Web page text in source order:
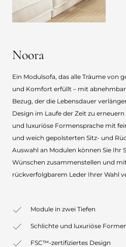
Noora
Ein Modulsofa, das alle Träume von
und Komfort erfüllt – mit
Bezug, der die Lebensdauer
Design im Laufe der Zeit zu
und luxuriöse Formensprache mit
und weich gepolsterten Sitz- und
Auswahl an Modulen können Sie Ihr
Wünschen zusammenstellen und
rückverfolgbarem Leder Ihrer Wahl
Module in zwei Tiefen
Schlichte und luxuriöse
FSC™-zertifiziertes Design